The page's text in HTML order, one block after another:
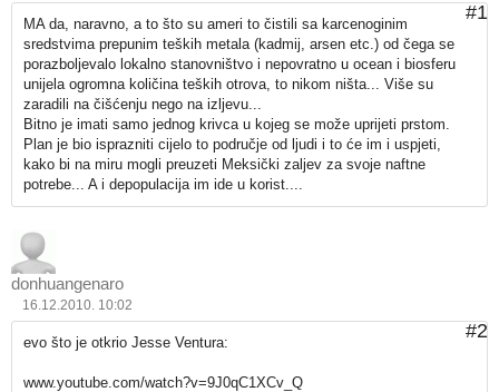
#1
MA da, naravno, a to što su ameri to čistili sa karcenoginim
sredstvima prepunim teških metala (kadmij, arsen etc.) od čega se
porazboljevalo lokalno stanovništvo i nepovratno u ocean i biosferu
unijela ogromna količina teških otrova, to nikom ništa... Više su
zaradili na čišćenju nego na izljevu...
Bitno je imati samo jednog krivca u kojeg se može uprijeti prstom.
Plan je bio isprazniti cijelo to područje od ljudi i to će im i uspjeti,
kako bi na miru mogli preuzeti Meksički zaljev za svoje naftne
potrebe... A i depopulacija im ide u korist....
donhuangenaro
16.12.2010. 10:02
#2
evo što je otkrio Jesse Ventura:
www.youtube.com/watch?v=9J0qC1XCv_Q